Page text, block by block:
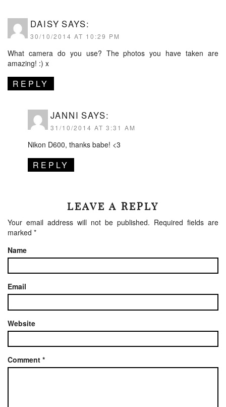
DAISY SAYS:
30/10/2014 AT 10:29 PM
What camera do you use? The photos you have taken are
amazing! :) x
REPLY
JANNI SAYS:
31/10/2014 AT 3:31 AM
Nikon D600, thanks babe! <3
REPLY
LEAVE A REPLY
Your email address will not be published. Required fields are
marked *
Name
Email
Website
Comment *